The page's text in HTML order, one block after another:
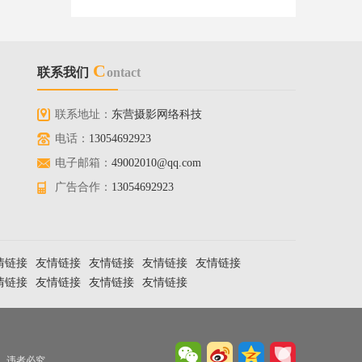
联系我们 Contact
联系地址： 东营摄影网络科技
电话： 13054692923
电子邮箱： 49002010@qq.com
广告合作： 13054692923
链接 友情链接 友情链接 友情链接
友情链接
链接
友情链接 友情链接 友情链接